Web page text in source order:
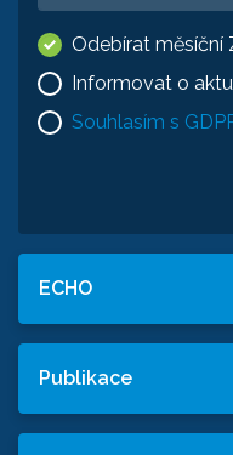
Odebírat měsíční
Informovat o
Souhlasím s
ECHO
Publikace